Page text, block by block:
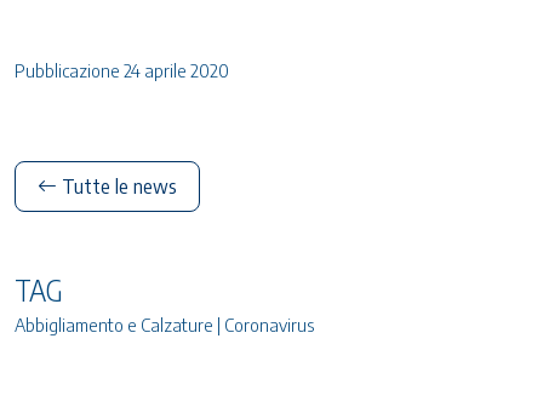
Pubblicazione 24 aprile 2020
Tutte le news
TAG
Abbigliamento e Calzature | Coronavirus